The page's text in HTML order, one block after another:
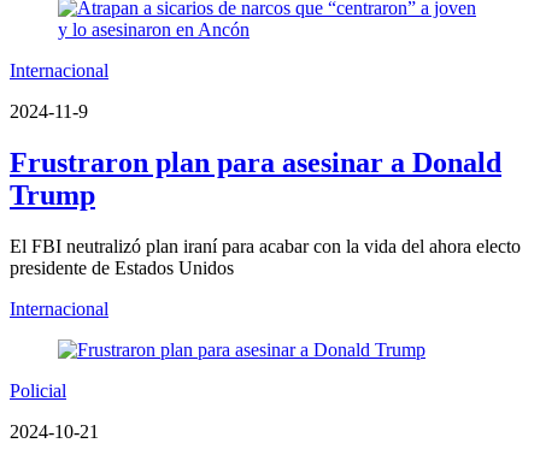
Internacional
2024-11-9
Frustraron plan para asesinar a Donald
Trump
El FBI neutralizó plan iraní para acabar con la vida del ahora electo
presidente de Estados Unidos
Internacional
Policial
2024-10-21